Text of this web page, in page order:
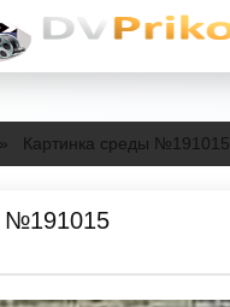
Картинка среды №191015
№191015